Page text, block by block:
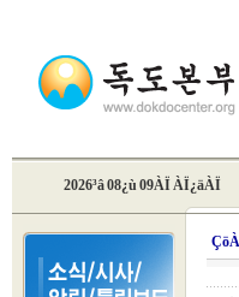
2026³â 08¿ù 09ÀÏ ÀÏ¿äÀÏ
Çö